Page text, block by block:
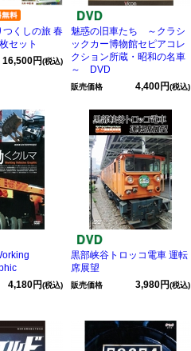
つくしの旅 春
セット
16,500円(税込)
魅惑の旧車たち ～クラシ
ックカー博物館セピアコレ
クション所蔵・昭和の名車
～ DVD
販売価格 4,400円(税込)
4,180円(税込)
黒部峡谷トロッコ電車 運転
席展望
販売価格 3,980円(税込)